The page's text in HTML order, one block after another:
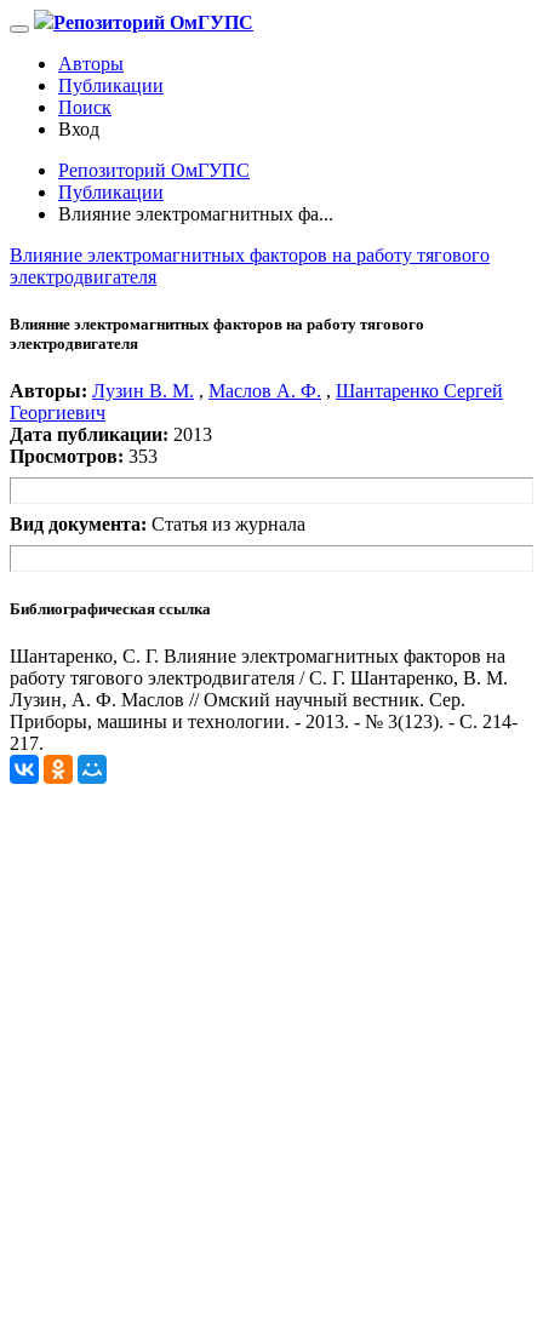
Репозиторий ОмГУПС
Авторы
Публикации
Поиск
Вход
Репозиторий ОмГУПС
Публикации
Влияние электромагнитных фа...
Влияние электромагнитных факторов на работу тягового
электродвигателя
Влияние электромагнитных факторов на работу тягового
электродвигателя
Авторы: Лузин В. М. , Маслов А. Ф. , Шантаренко Сергей
Георгиевич
Дата публикации: 2013
Просмотров: 353
Вид документа: Статья из журнала
Библиографическая ссылка
Шантаренко, С. Г. Влияние электромагнитных факторов на
работу тягового электродвигателя / С. Г. Шантаренко, В. М.
Лузин, А. Ф. Маслов // Омский научный вестник. Сер.
Приборы, машины и технологии. - 2013. - № 3(123). - С. 214-
217.